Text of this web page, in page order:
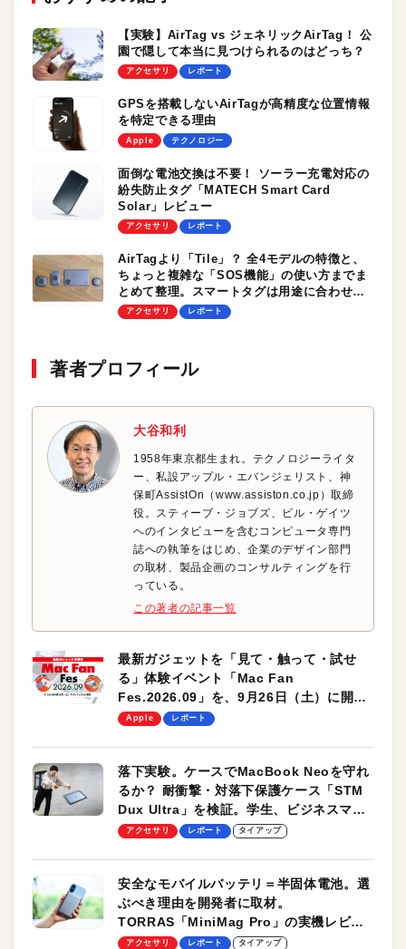
【実験】AirTag vs ジェネリックAirTag！ 公
園で隠して本当に見つけられるのはどっち？
アクセサリ レポート
GPSを搭載しないAirTagが高精度な位置情報
を特定できる理由
Apple テクノロジー
面倒な電池交換は不要！ ソーラー充電対応の
紛失防止タグ「MATECH Smart Card
Solar」レビュー
アクセサリ レポート
AirTagより「Tile」？ 全4モデルの特徴と、
ちょっと複雑な「SOS機能」の使い方までま
とめて整理。スマートタグは用途に合わせて
賢く選ぼう！
アクセサリ レポート
著者プロフィール
大谷和利
1958年東京都生まれ。テクノロジーライタ
ー、私設アップル・エバンジェリスト、神
保町AssistOn（www.assiston.co.jp）取締
役。スティーブ・ジョブズ、ビル・ゲイツ
へのインタビューを含むコンピュータ専門
誌への執筆をはじめ、企業のデザイン部門
の取材、製品企画のコンサルティングを行
っている。
この著者の記事一覧
最新ガジェットを「見て・触って・試せ
る」体験イベント「Mac Fan
Fes.2026.09」を、9月26日（土）に開催
します！
Apple レポート
落下実験。ケースでMacBook Neoを守れ
るか？ 耐衝撃・対落下保護ケース「STM
Dux Ultra」を検証。学生、ビジネスマン
のモバイルユースに最適！
アクセサリ レポート タイアップ
安全なモバイルバッテリ＝半固体電池。選
ぶべき理由を開発者に取材。
TORRAS「MiniMag Pro」の実機レビュ
ーも
アクセサリ レポート タイアップ